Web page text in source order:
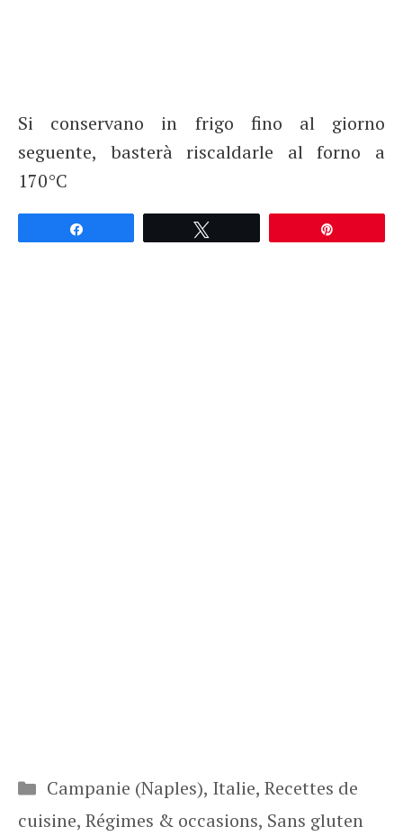
Si conservano in frigo fino al giorno
seguente, basterà riscaldarle al forno a
170°C
Catégories
Campanie (Naples), Italie, Recettes de
cuisine, Régimes & occasions, Sans gluten